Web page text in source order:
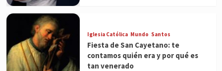
Iglesia Católica Mundo Santos
Fiesta de San Cayetano: te
contamos quién era y por qué es
tan venerado